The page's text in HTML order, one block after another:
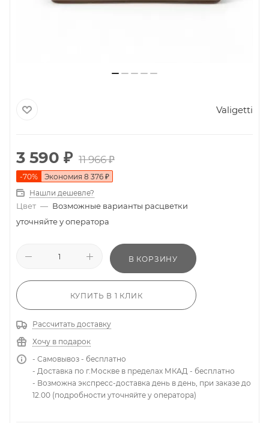
Valigetti
3 590 ₽ 11 966₽
-70% Экономия 8 376 ₽
Нашли дешевле?
Цвет — Возможные варианты расцветки
уточняйте у оператора
В КОРЗИНУ
КУПИТЬ В 1 КЛИК
Рассчитать доставку
Хочу в подарок
- Самовывоз - бесплатно
- Доставка по г.Москве в пределах МКАД - бесплатно
- Возможна экспресс-доставка день в день, при заказе до
12.00 (подробности уточняйте у оператора)